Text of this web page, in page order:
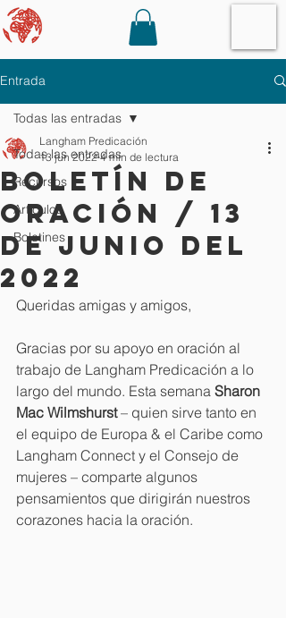
Entrada
Todas las entradas
Recursos
Artículos
Boletines
Todas las entradas
Boletín de
oración / 13
de junio del
2022
Langham Predicación
13 jun 2022 4 min de lectura
Queridas amigas y amigos,
Gracias por su apoyo en oración al
trabajo de Langham Predicación a lo
largo del mundo. Esta semana Sharon
Mac Wilmshurst – quien sirve tanto en
el equipo de Europa & el Caribe como
Langham Connect y el Consejo de
mujeres – comparte algunos
pensamientos que dirigirán nuestros
corazones hacia la oración.